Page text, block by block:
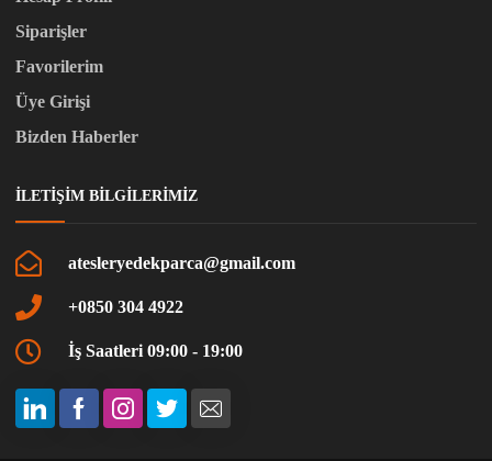
Siparişler
Favorilerim
Üye Girişi
Bizden Haberler
İLETIŞIM BILGILERIMIZ
atesleryedekparca@gmail.com
+0850 304 4922
İş Saatleri 09:00 - 19:00